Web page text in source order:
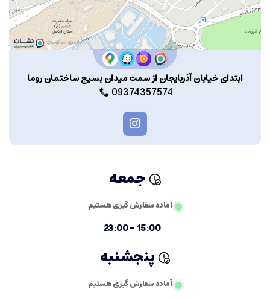
ابتدای خیابان آذربایجان از سمت میدان بسیج ساختمان روما
09374357574
جمعه
آماده سفارش گیری هستیم
15:00 - 23:00
پنجشنبه
آماده سفارش گیری هستیم